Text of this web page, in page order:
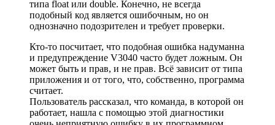
типа float или double. Конечно, не всегда
подобный код является ошибочным, но он
однозначно подозрителен и требует проверки.
Кто‑то посчитает, что подобная ошибка надуманна
и предупреждение V3040 часто будет ложным. Он
может быть и прав, и не прав. Всё зависит от типа
приложения и от того, что, собственно, программа
считает.
Пользователь рассказал, что команда, в которой он
работает, нашла с помощью этой диагностики